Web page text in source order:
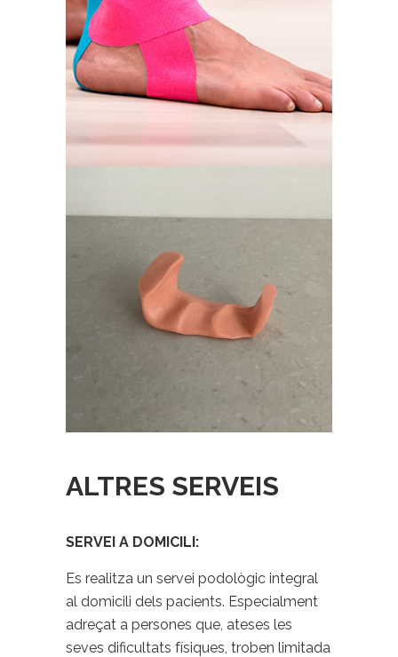
ALTRES SERVEIS
SERVEI A DOMICILI:
Es realitza un servei podològic integral
al domicili dels pacients. Especialment
adreçat a persones que, ateses les
seves dificultats físiques, troben limitada